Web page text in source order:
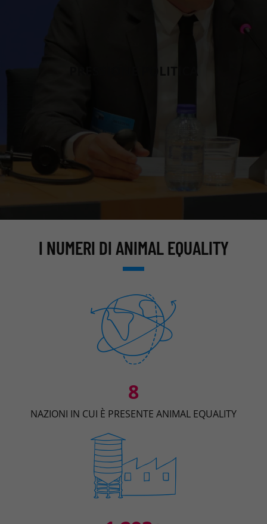
I NUMERI DI ANIMAL EQUALITY
8
NAZIONI IN CUI È PRESENTE ANIMAL EQUALITY